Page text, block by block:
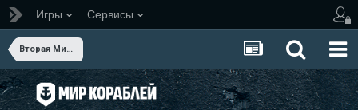
Игры Сервисы
Вторая Мировая война